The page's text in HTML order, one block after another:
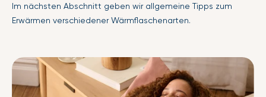
Im nächsten Abschnitt geben wir allgemeine Tipps zum
Erwärmen verschiedener Wärmflaschenarten.